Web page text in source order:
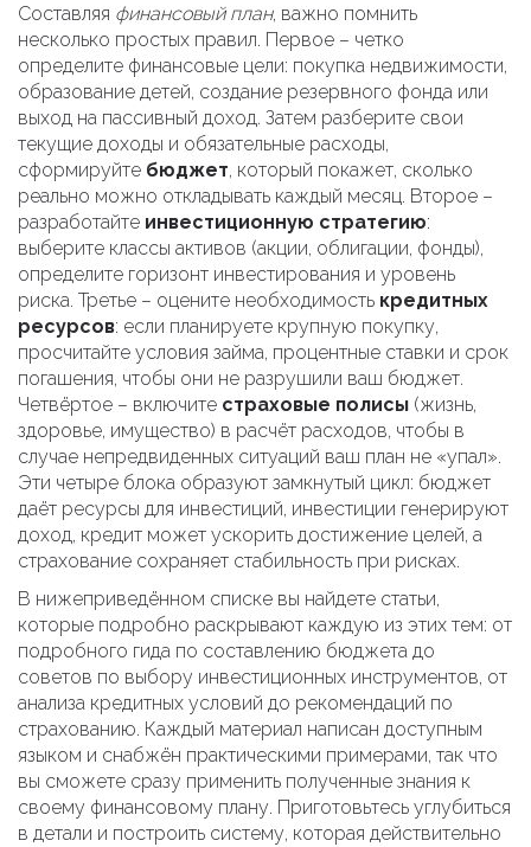
Составляя финансовый план, важно помнить
несколько простых правил. Первое – четко
определите финансовые цели: покупка недвижимости,
образование детей, создание резервного фонда или
выход на пассивный доход. Затем разберите свои
текущие доходы и обязательные расходы,
сформируйте бюджет, который покажет, сколько
реально можно откладывать каждый месяц. Второе –
разработайте инвестиционную стратегию:
выберите классы активов (акции, облигации, фонды),
определите горизонт инвестирования и уровень
риска. Третье – оцените необходимость кредитных
ресурсов: если планируете крупную покупку,
просчитайте условия займа, процентные ставки и срок
погашения, чтобы они не разрушили ваш бюджет.
Четвёртое – включите страховые полисы (жизнь,
здоровье, имущество) в расчёт расходов, чтобы в
случае непредвиденных ситуаций ваш план не «упал».
Эти четыре блока образуют замкнутый цикл: бюджет
даёт ресурсы для инвестиций, инвестиции генерируют
доход, кредит может ускорить достижение целей, а
страхование сохраняет стабильность при рисках.
В нижеприведённом списке вы найдете статьи,
которые подробно раскрывают каждую из этих тем: от
подробного гида по составлению бюджета до
советов по выбору инвестиционных инструментов, от
анализа кредитных условий до рекомендаций по
страхованию. Каждый материал написан доступным
языком и снабжён практическими примерами, так что
вы сможете сразу применить полученные знания к
своему финансовому плану. Приготовьтесь углубиться
в детали и построить систему, которая действительно